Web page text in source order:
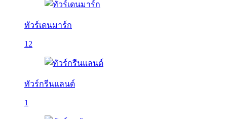
ทัวร์เดนมาร์ก
12
ทัวร์กรีนแลนด์
1